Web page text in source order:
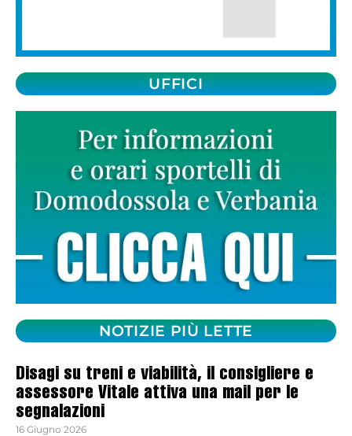
UFFICI
NOTIZIE PIÙ LETTE
Disagi su treni e viabilità, il consigliere e
assessore Vitale attiva una mail per le
segnalazioni
16 Giugno 2026